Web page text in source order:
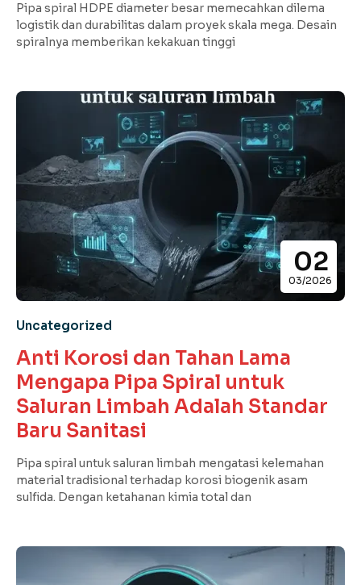
Pipa spiral HDPE diameter besar memecahkan dilema
logistik dan durabilitas dalam proyek skala mega. Desain
spiralnya memberikan kekakuan tinggi
02
03/2026
Uncategorized
Anti Korosi dan Tahan Lama
Mengapa Pipa Spiral untuk
Saluran Limbah Adalah Standar
Baru Sanitasi
Pipa spiral untuk saluran limbah mengatasi kelemahan
material tradisional terhadap korosi biogenik asam
sulfida. Dengan ketahanan kimia total dan